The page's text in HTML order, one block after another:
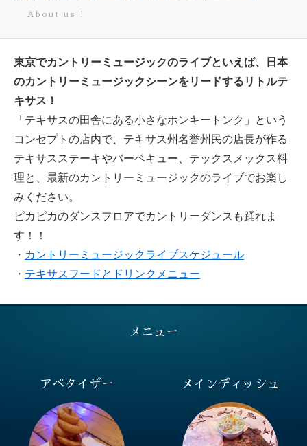
About us !
東京でカントリーミュージックのライブといえば、日本
のカントリーミュージックシーンをリードするリトルテ
キサス！
「テキサスの田舎にある小さなホンキートンク」という
コンセプトの店内で、テキサス州名誉州民の店長が作る
テキサスステーキやバーベキュー、テックスメックス料
理と、最新のカントリーミュージックのライブでお楽し
みください。
ピカピカのダンスフロアでカントリーダンスも踊れま
す！！
・ カントリーミュージックライブスケジュール
・ テキサスフードとドリンクメニュー
メニュー
アペタイザー メインディッシュ